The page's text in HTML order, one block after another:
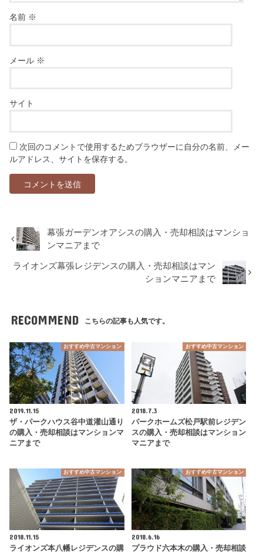
名前 ※
メール ※
サイト
次回のコメントで使用するためブラウザーに自分の名前、メー
ルアドレス、サイトを保存する。
幕張ガーデンオアシスの購入・売却相談はマンショ
ンマニアまで
ライオンズ幕張レジデンスの購入・売却相談はマン
ションマニアまで
RECOMMEND こちらの記事も人気です。
おすすめ中古マンション
2019.11.15
ザ・パークハウス谷中道灌山通り
の購入・売却相談はマンションマ
ニアまで
おすすめ中古マンション
2018.7.3
パークホームズ松戸駅前レジデン
スの購入・売却相談はマンション
マニアまで
おすすめ中古マンション
2018.11.15
ライオンズ本八幡レジデンスの購
おすすめ中古マンション
2018.6.16
プラウド六本木の購入・売却相談